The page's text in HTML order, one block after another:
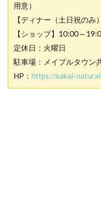
用意）
【ディナー（土日祝のみ
【ショップ】10:00～
定休日：火曜日
駐車場：メイプルタウン
HP： https://sakai-